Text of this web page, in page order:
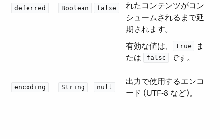
deferred Boolean false
れたコンテンツがコン
シュームされるまで延
期されます。
有効な値は、​
true
​ ま
たは ​
false ​ です。
encoding String null
出力で使用するエンコ
ード (UTF-8 など)。